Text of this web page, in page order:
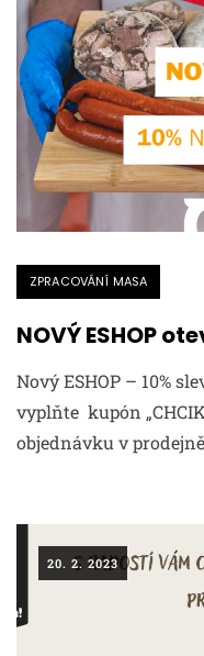
ZPRACOVÁNÍ MASA
NOVÝ ESHOP
Nový ESHOP – 10%
vyplňte kupón
objednávku v
20. 2. 2023